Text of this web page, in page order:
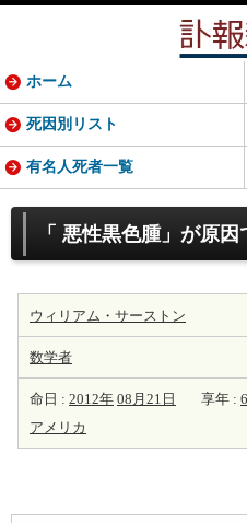
「 悪性黒色腫」が原
ウィリアム・サーストン
数学者
命日 : 2012年 08月21日 享年 :
アメリカ
ホーム
死因別リスト
有名人死者一覧